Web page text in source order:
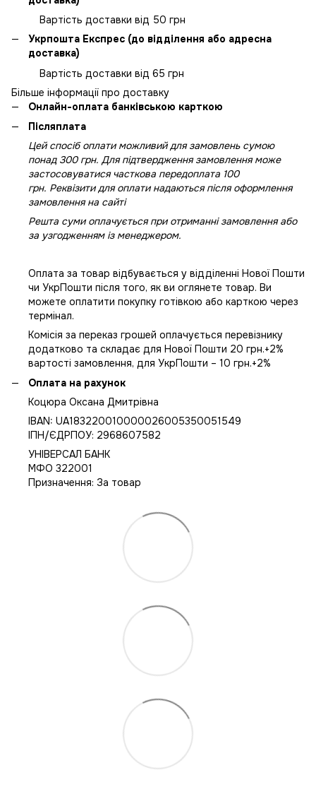
Вартість доставки від 50 грн
Укрпошта Експрес (до відділення або адресна
доставка)
Вартість доставки від 65 грн
Більше інформації про доставку
Онлайн-оплата банківською карткою
Післяплата
Цей спосіб оплати можливий для замовлень сумою
понад 300 грн. Для підтвердження замовлення може
застосовуватися часткова передоплата 100
грн. Реквізити для оплати надаються після оформлення
замовлення на сайті
Решта суми оплачується при отриманні замовлення або
за узгодженням із менеджером.
Оплата за товар відбувається у відділенні Нової Пошти
чи УкрПошти після того, як ви оглянете товар. Ви
можете оплатити покупку готівкою або карткою через
термінал.
Комісія за переказ грошей оплачується перевізнику
додатково та складає для Нової Пошти 20 грн.+2%
вартості замовлення, для УкрПошти – 10 грн.+2%
Оплата на рахунок
Коцюра Оксана Дмитрівна
IBAN: UA183220010000026005350051549
IПН/ЄДРПОУ: 2968607582
УНІВЕРСАЛ БАНК
МФО 322001
Призначення: За товар